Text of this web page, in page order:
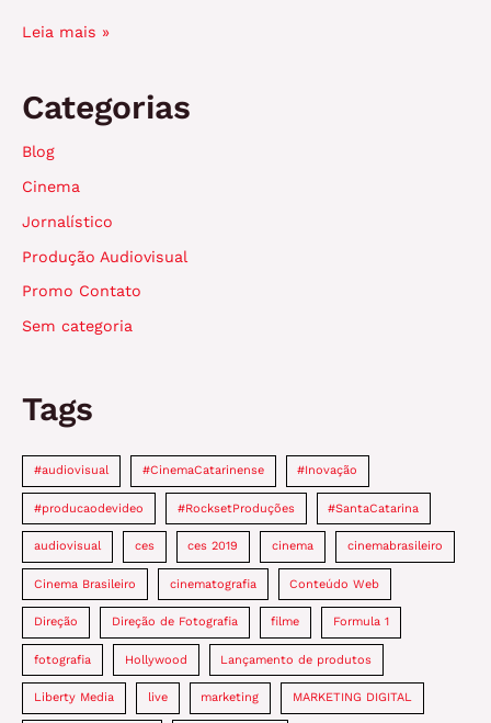
Leia mais »
Categorias
Blog
Cinema
Jornalístico
Produção Audiovisual
Promo Contato
Sem categoria
Tags
#audiovisual #CinemaCatarinense #Inovação
#producaodevideo #RocksetProduções #SantaCatarina
audiovisual ces ces 2019 cinema cinemabrasileiro
Cinema Brasileiro cinematografia Conteúdo Web
Direção Direção de Fotografia filme Formula 1
fotografia Hollywood Lançamento de produtos
Liberty Media live marketing MARKETING DIGITAL